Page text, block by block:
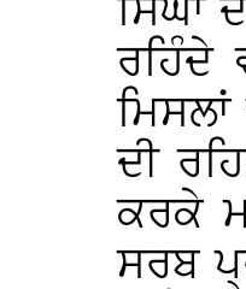
ਸਿੰਘਾਂ
ਰਹਿੰਦੇ
ਦੀ
ਕਰਕੇ
ਸਰਬ